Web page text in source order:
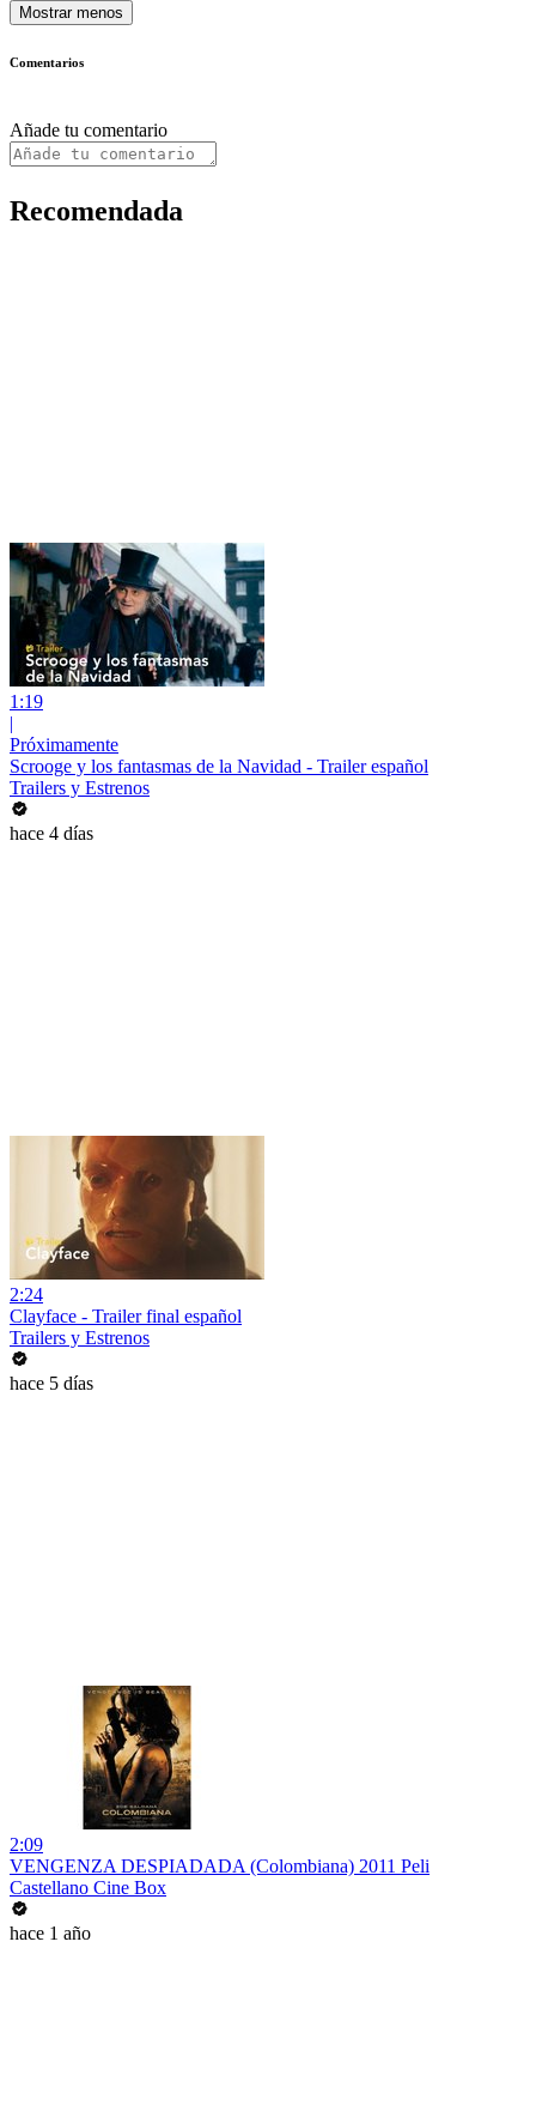
Mostrar menos
Comentarios
Añade tu comentario
Recomendada
1:19
|
Próximamente
Scrooge y los fantasmas de la Navidad - Trailer español
Trailers y Estrenos
hace 4 días
2:24
Clayface - Trailer final español
Trailers y Estrenos
hace 5 días
2:09
VENGENZA DESPIADADA (Colombiana) 2011 Peli
Castellano Cine Box
hace 1 año